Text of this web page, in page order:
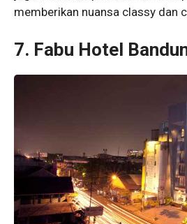
memberikan nuansa classy dan
7. Fabu Hotel